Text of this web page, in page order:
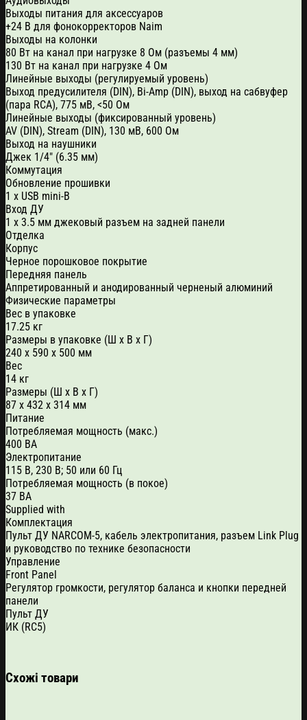
Выходы питания для аксессуаров
+24 В для фонокорректоров Naim
Выходы на колонки
80 Вт на канал при нагрузке 8 Ом (разъемы 4 мм)
130 Вт на канал при нагрузке 4 Ом
Линейные выходы (регулируемый уровень)
Выход предусилителя (DIN), Bi-Amp (DIN), выход на сабвуфер
(пара RCA), 775 мВ, <50 Ом
Линейные выходы (фиксированный уровень)
AV (DIN), Stream (DIN), 130 мВ, 600 Ом
Выход на наушники
Джек 1/4″ (6.35 мм)
Коммутация
Обновление прошивки
1 x USB mini-B
Вход ДУ
1 х 3.5 мм джековый разъем на задней панели
Отделка
Корпус
Черное порошковое покрытие
Передняя панель
Аппретированный и анодированный черненый алюминий
Физические параметры
Вес в упаковке
17.25 кг
Размеры в упаковке (Ш х В х Г)
240 x 590 x 500 мм
Вес
​14 кг
Размеры (Ш х В х Г)
87 x 432 x 314 мм
Питание
Потребляемая мощность (макс.)
400 ВА
Электропитание
115 В, 230 В; 50 или 60 Гц
Потребляемая мощность (в покое)
37 ВА
Supplied with
Комплектация
Пульт ДУ NARCOM-5, кабель электропитания, разъем Link Plug
и руководство по технике безопасности
Управление
Front Panel
Регулятор громкости, регулятор баланса и кнопки передней
панели
Пульт ДУ
ИК (RC5)
Схожі товари